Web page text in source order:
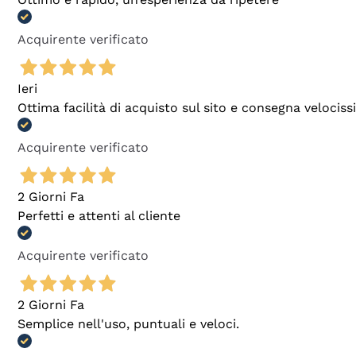
Acquirente verificato
Ieri
Ottima facilità di acquisto sul sito e consegna
Acquirente verificato
2 Giorni Fa
Perfetti e attenti al cliente
Acquirente verificato
2 Giorni Fa
Semplice nell'uso, puntuali e veloci.